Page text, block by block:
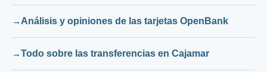
Análisis y opiniones de las tarjetas OpenBank
Todo sobre las transferencias en Cajamar